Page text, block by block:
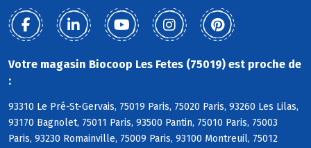
Votre magasin Biocoop Les Fetes (75019) est proche de
:
93310 Le Pré-St-Gervais, 75019 Paris, 75020 Paris, 93260 Les Lilas,
93170 Bagnolet, 75011 Paris, 93500 Pantin, 75010 Paris, 75003
Paris, 93230 Romainville, 75009 Paris, 93100 Montreuil, 75012